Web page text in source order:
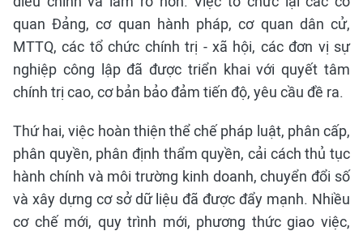
quan Đảng, cơ quan hành pháp, cơ quan dân cử,
MTTQ, các tổ chức chính trị - xã hội, các đơn vị sự
nghiệp công lập đã được triển khai với quyết tâm
chính trị cao, cơ bản bảo đảm tiến độ, yêu cầu đề ra.
Thứ hai, việc hoàn thiện thể chế pháp luật, phân cấp,
phân quyền, phân định thẩm quyền, cải cách thủ tục
hành chính và môi trường kinh doanh, chuyển đổi số
và xây dựng cơ sở dữ liệu đã được đẩy mạnh. Nhiều
cơ chế mới, quy trình mới, phương thức giao việc,